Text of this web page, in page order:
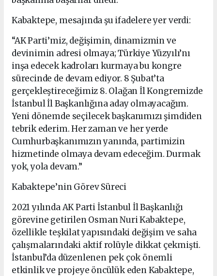
Kabaktepe, mesajında şu ifadelere yer verdi:
“AK Parti’miz, değişimin, dinamizmin ve
devinimin adresi olmaya; Türkiye Yüzyılı’nı
inşa edecek kadroları kurmaya bu kongre
sürecinde de devam ediyor. 8 Şubat’ta
gerçekleştireceğimiz 8. Olağan İl Kongremizde
İstanbul İl Başkanlığına aday olmayacağım.
Yeni dönemde seçilecek başkanımızı şimdiden
tebrik ederim. Her zaman ve her yerde
Cumhurbaşkanımızın yanında, partimizin
hizmetinde olmaya devam edeceğim. Durmak
yok, yola devam.”
Kabaktepe’nin Görev Süreci
2021 yılında AK Parti İstanbul İl Başkanlığı
görevine getirilen Osman Nuri Kabaktepe,
özellikle teşkilat yapısındaki değişim ve saha
çalışmalarındaki aktif rolüyle dikkat çekmişti.
İstanbul’da düzenlenen pek çok önemli
etkinlik ve projeye öncülük eden Kabaktepe,